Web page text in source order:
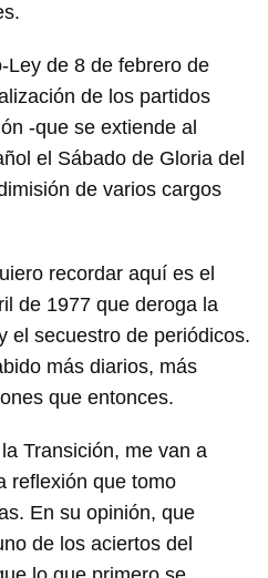
Ley de 8 de febrero de
de los partidos
-que se extiende al
el Sábado de Gloria del
de varios cargos
recordar aquí es el
de 1977 que deroga la
el secuestro de periódicos.
más diarios, más
que entonces.
Transición, me van a
reflexión que tomo
En su opinión, que
de los aciertos del